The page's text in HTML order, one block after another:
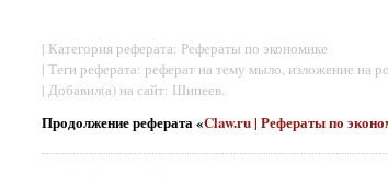
| Категория реферата: Рефераты по экономике
| Теги реферата: реферат на тему мыло, изложение на
| Добавил(а) на сайт: Шипеев.
Продолжение реферата «Claw.ru | Рефераты по